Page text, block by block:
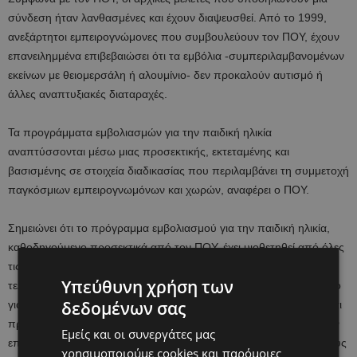
σύνδεση ήταν λανθασμένες και έχουν διαψευσθεί. Από το 1999,
ανεξάρτητοι εμπειρογνώμονες που συμβουλεύουν τον ΠΟΥ, έχουν
επανειλημμένα επιβεβαιώσει ότι τα εμβόλια -συμπεριλαμβανομένων
εκείνων με θειομερσάλη ή αλουμίνιο- δεν προκαλούν αυτισμό ή
άλλες αναπτυξιακές διαταραχές.
Τα προγράμματα εμβολιασμών για την παιδική ηλικία
αναπτύσσονται μέσω μιας προσεκτικής, εκτεταμένης και
βασισμένης σε στοιχεία διαδικασίας που περιλαμβάνει τη συμμετοχή
παγκόσμιων εμπειρογνωμόνων και χωρών, αναφέρει ο ΠΟΥ.
Σημειώνει ότι το πρόγραμμα εμβολιασμού για την παιδική ηλικία,
καθοδηγούμενο προσεκτικά από τον ΠΟΥ, έχει υιοθετηθεί από όλες
τις χώρες και έχει σώσει τουλάχιστον 154 εκατομμύρια ζωές τα
τελευταία 50 χρόνια. Το πρόγραμμα, σημειώνεται, είναι απαραίτητο
για την υγεία και την ευημερία κάθε παιδιού και κάθε κοινότητας και
προστίθεται ότι όλα τα προγράμματα εξελίσσονται συνεχώς με την
επιστήμη και τώρα προστατεύουν τα παιδιά, τους εφήβους και τους
Υπεύθυνη χρήση των
δεδομένων σας
Εμείς και οι συνεργάτες μας
χρησιμοποιούμε cookies και παρόμοιες